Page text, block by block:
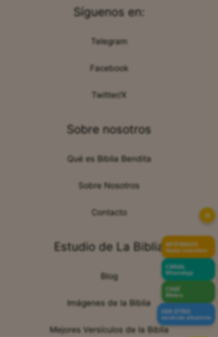
Síguenos en:
Telegram
Facebook
Twitter/X
Sobre nosotros
Qué es Biblia Bendita
Sobre Nosotros
Contacto
Estudio de La Biblia
Blog
Imágenes de la Biblia
Mejores Versículos de la Biblia
✕
APÓYANOS
Hazte miembro
CANAL
WhatsApp
CHAT
Bíblico
VER OTRO
versículo aleatorio